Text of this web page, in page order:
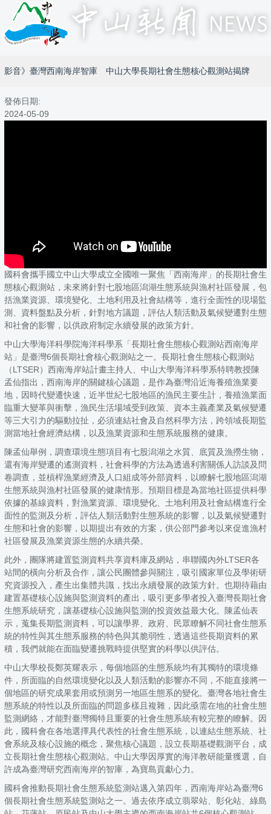
影音》臺灣西南海岸智庫 中山大學長期社會生態核心觀測站揭牌
發佈日期:
2024-05-09
國科會攜手國立中山大學成立全國唯一聚焦「西南海岸」的長期社會生
態核心觀測站，未來將針對七股地區潟湖生態系統與漁村社區發展，包
括漁業資源、環境變化、土地利用及社會結構等，進行全面性的現場監
測、資料盤點及分析，針對地方議題，評估人類活動及氣候變遷對生態
和社會的影響，以供政府制定永續發展的政策方針。
中山大學海洋科學院海洋科學系「長期社會生態核心觀測站西南海岸
站」是臺灣6個長期社會核心觀測站之一。長期社會生態核心觀測站
（LTSER）西南海岸站計畫主持人、中山大學海洋科學系特聘教授陳
孟仙指出，西南海岸的關鍵核心議題，是作為臺灣沿近海養殖漁業要
地，因時代變遷快速，近半世紀七股地區的漁民主要生計，養殖漁業面
臨重大變革與衝擊，漁民生活場域受到政策、資本主義產業及氣候變遷
等三大引力的驅動拉扯，必須連結社會及自然科學方法，跨領域長期監
測當地社會經濟結構，以及漁業資源和生態系統服務的健康。
陳孟仙舉例，調查環境生態項目有七股潟湖之水質、底質及漁撈生物，
還有海岸變遷的遙測資料，社會科學的方法為透過利害關係人訪談及問
卷調查，並槓桿漁業經濟及人口組成等外部資料，以瞭解七股地區潟湖
生態系統與漁村社區發展的健康情形。預期目標是為當地社區提供科學
依據的基線資料，對漁業資源、環境變化、土地利用及社會結構進行全
面性的監測及分析，評估人類活動對生態系統的影響，以及氣候變遷對
生態和社會的影響，以期提出有效的方案，供公部門參考以來促進漁村
社區發展及漁業資源生態的永續共榮。
此外，團隊將建置監測資料共享資料庫及網站，串聯國內外LTSER各
站間的橫向分析及合作，讓公民團體參與關注，吸引國家單位及學術研
究資源投入，產生出集體共識，找出永續發展的政策方針。也期待藉由
建置基礎核心設施與監測資料的產出，吸引更多學者投入臺灣長期社會
生態系統研究，讓基礎核心設施與監測的投資效益最大化。陳孟仙表
示，蒐集長期監測資料，可以讓學界、政府、民眾瞭解不同社會生態系
統的特性與其生態系服務的特色與其脆弱性，透過這些長期資料的累
積，我們就能在面臨變遷挑戰時提供堅實的科學以供評估。
中山大學校長鄭英耀表示，每個地區的生態系統均有其獨特的環境條
件，所面臨的自然環境變化以及人類活動的影響亦不同，不能直接將一
個地區的研究成果套用或預測另一地區生態系的變化。臺灣各地社會生
態系統的特性以及所面臨的問題多樣且複雜，因此亟需在地的社會生態
監測網絡，才能對臺灣獨特且重要的社會生態系統有較完整的瞭解。因
此，國科會在各地選擇具代表性的社會生態系統，以連結生態系統、社
會系統及核心設施的概念，聚焦核心議題，設立長期基礎觀測平台，成
立長期社會生態核心觀測站。中山大學因厚實的海洋教研能量獲選，自
許成為臺灣研究西南海岸的智庫，為寶島貢獻心力。
國科會推動長期社會生態系統監測站邁入第四年，西南海岸站為臺灣6
個長期社會生態系統監測站之一。過去依序成立翡翠站、彰化站、綠島